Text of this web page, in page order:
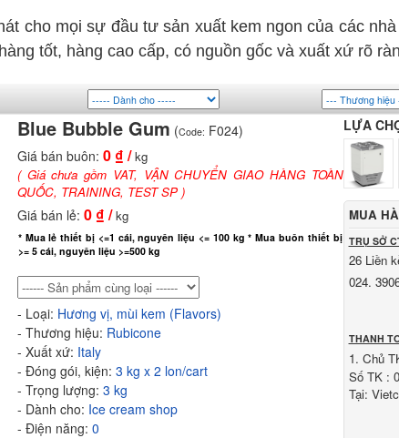
cho mọi sự đầu tư sản xuất kem ngon của các
tốt, hàng cao cấp, có nguồn gốc và xuất xứ rõ
Blue Bubble Gum (Code: F024)
Giá bán buôn: 0₫ / kg
( Giá chưa gồm VAT, VẬN CHUYỂN GIAO HÀNG TOÀN
QUỐC, TRAINING, TEST SP )
Giá bán lẻ: 0₫ /kg
* Mua lẻ thiết bị <=1 cái, nguyên liệu <= 100 kg * Mua buôn thiết bị
>= 5 cái, nguyên liệu >=500 kg
- Loại: Hương vị, mùi kem (Flavors)
- Thương hiệu: Rubicone
- Xuất xứ: Italy
- Đóng gói, kiện: 3 kg x 2 lon/cart
- Trọng lượng: 3 kg
- Dành cho: Ice cream shop
- Điện năng: 0
LỰA
MUA
TRỤ SỞ
26 Liền
024.
THANH
1. Chủ
Số TK :
Tại: